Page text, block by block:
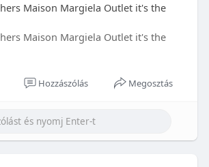
Maison Margiela Outlet it's the
Maison Margiela Outlet it's the
Hozzászólás Megosztás